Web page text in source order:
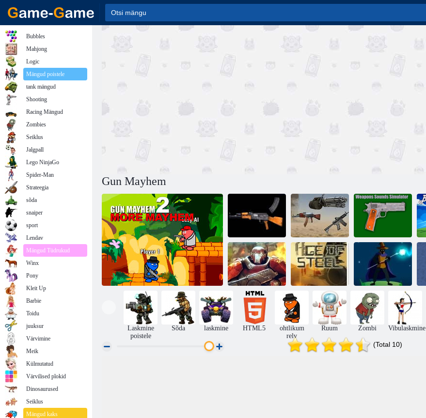
Gun Mayhem
AK-47
simulaator
Armee relvade
koguja
Relvade helide
simulaator
Epic War 2:
Tower Defense
Terase ajastu
Laskmine
poistele
Sõda laskmine HTML5
ohtlikum
relv
Ruum Zombi Vibulaskmine
(Total 10)
Bubbles
Mahjong
Logic
Mängud poistele
tank mängud
Shooting
Racing Mängud
Zombies
Seiklus
Jalgpall
Lego NinjaGo
Spider-Man
Strateegia
sõda
snaiper
sport
Lendav
Mängud Tüdrukud
Winx
Pony
Kleit Up
Barbie
Toidu
juuksur
Värvimine
Meik
Külmutatud
Värvilised plokid
Dinosaurused
Seiklus
Mängud kaks